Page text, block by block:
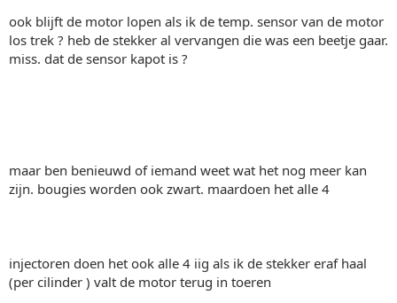
ook blijft de motor lopen als ik de temp. sensor van de motor
los trek ? heb de stekker al vervangen die was een beetje gaar.
miss. dat de sensor kapot is ?
maar ben benieuwd of iemand weet wat het nog meer kan
zijn. bougies worden ook zwart. maardoen het alle 4
injectoren doen het ook alle 4 iig als ik de stekker eraf haal
(per cilinder ) valt de motor terug in toeren